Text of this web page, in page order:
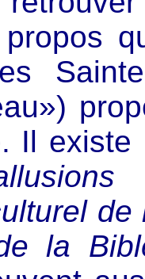
Il existe
de
la